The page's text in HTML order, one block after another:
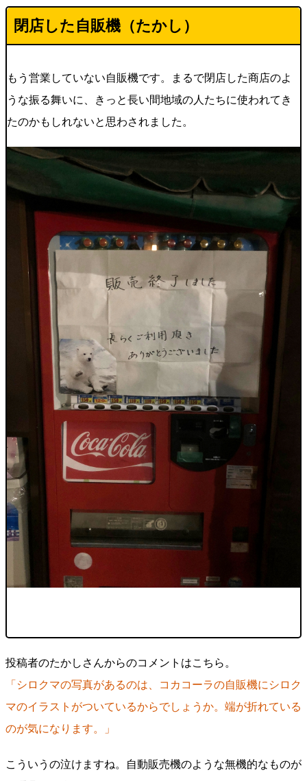
閉店した自販機（たかし）
もう営業していない自販機です。まるで閉店した商店のよ
うな振る舞いに、きっと長い間地域の人たちに使われてき
たのかもしれないと思わされました。
投稿者のたかしさんからのコメントはこちら。
「シロクマの写真があるのは、コカコーラの自販機にシロク
マのイラストがついているからでしょうか。端が折れている
のが気になります。」
こういうの泣けますね。自動販売機のような無機的なものが